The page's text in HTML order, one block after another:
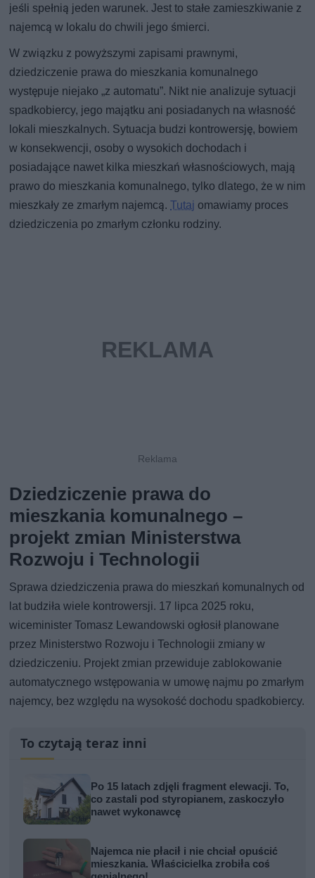
jeśli spełnią jeden warunek. Jest to stałe zamieszkiwanie z
najemcą w lokalu do chwili jego śmierci.
W związku z powyższymi zapisami prawnymi,
dziedziczenie prawa do mieszkania komunalnego
występuje niejako „z automatu”. Nikt nie analizuje sytuacji
spadkobiercy, jego majątku ani posiadanych na własność
lokali mieszkalnych. Sytuacja budzi kontrowersję, bowiem
w konsekwencji, osoby o wysokich dochodach i
posiadające nawet kilka mieszkań własnościowych, mają
prawo do mieszkania komunalnego, tylko dlatego, że w nim
mieszkały ze zmarłym najemcą.Tutaj omawiamy proces
dziedziczenia po zmarłym członku rodziny.
Dziedziczenie prawa do
mieszkania komunalnego –
projekt zmian Ministerstwa
Rozwoju i Technologii
Sprawa dziedziczenia prawa do mieszkań komunalnych od
lat budziła wiele kontrowersji. 17 lipca 2025 roku,
wiceminister Tomasz Lewandowski ogłosił planowane
przez Ministerstwo Rozwoju i Technologii zmiany w
dziedziczeniu. Projekt zmian przewiduje zablokowanie
automatycznego wstępowania w umowę najmu po zmarłym
najemcy, bez względu na wysokość dochodu spadkobiercy.
To czytają teraz inni
Po 15 latach zdjęli fragment elewacji. To,
co zastali pod styropianem, zaskoczyło
nawet wykonawcę
Najemca nie płacił i nie chciał opuścić
mieszkania. Właścicielka zrobiła coś